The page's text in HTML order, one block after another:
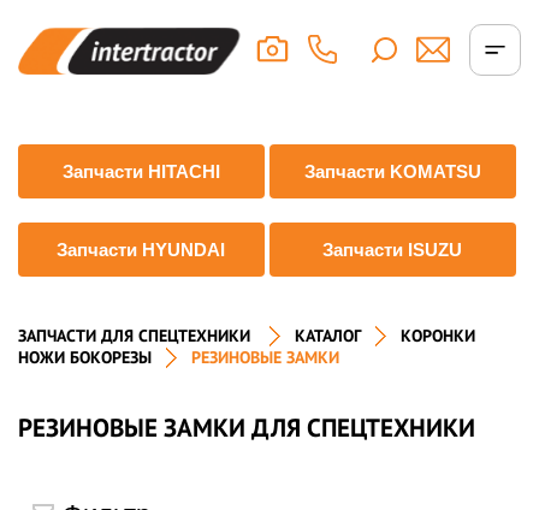
Запчасти HITACHI Запчасти KOMATSU
Запчасти HYUNDAI Запчасти ISUZU
ЗАПЧАСТИ ДЛЯ СПЕЦТЕХНИКИ КАТАЛОГ
КОРОНКИ
НОЖИ БОКОРЕЗЫ
РЕЗИНОВЫЕ ЗАМКИ
РЕЗИНОВЫЕ ЗАМКИ ДЛЯ СПЕЦТЕХНИКИ